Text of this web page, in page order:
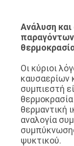
ΠΟΙΟΤΙΚΌΣ
ΈΛΕΓΧΟΣ
ΜΑΣ
ΕΛΆΤΕ
ΕΠΑΦΉ
Ανάλυση
Οι κύριοι
καυσαερίων
συμπιεστή
θερμαντική
αναλογία
ψυκτικού.